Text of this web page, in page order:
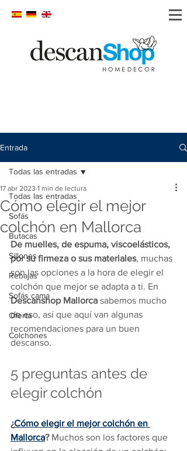
Entrada
Todas las entradas
Sofás
Butacas
Sillones
Rebajas
Sofás cama
Oferta
Colchones
Todas las entradas
Cómo elegir el mejor
colchón en Mallorca
17 abr 2023 1 min de lectura
De muelles, de espuma, viscoelásticos,
por su firmeza o sus materiales, muchas
son las opciones a la hora de elegir el
colchón que mejor se adapta a ti. En
Descanshop Mallorca sabemos mucho
de eso, así que aquí van algunas
recomendaciones para un buen
descanso.
5 preguntas antes de
elegir colchón
¿Cómo elegir el mejor colchón en
Mallorca? Muchos son los factores que